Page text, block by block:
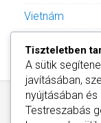
Vietnám
Tiszteletben
A sütik
javításában,
nyújtásában
Testreszabás